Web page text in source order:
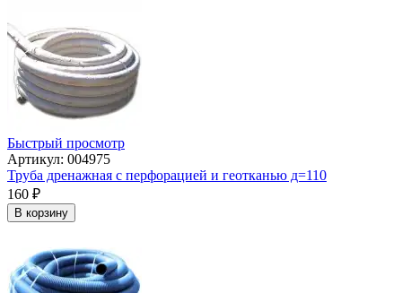
Быстрый просмотр
Артикул: 004975
Труба дренажная с перфорацией и геотканью д=110
160 ₽
В корзину